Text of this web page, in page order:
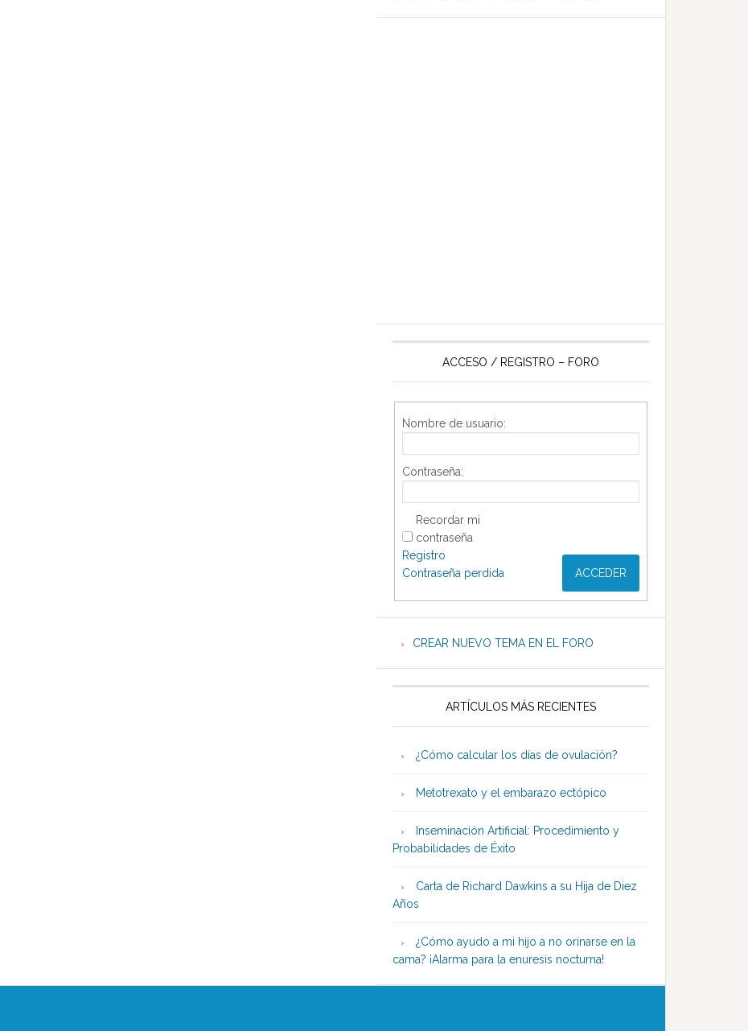
ACCESO / REGISTRO – FORO
Nombre de usuario:
Contraseña:
Recordar mi
contraseña
ACCEDER
Registro
Contraseña perdida
CREAR NUEVO TEMA EN EL FORO
ARTÍCULOS MÁS RECIENTES
¿Cómo calcular los días de ovulación?
Metotrexato y el embarazo ectópico
Inseminación Artificial: Procedimiento y
Probabilidades de Éxito
Carta de Richard Dawkins a su Hija de Diez
Años
¿Cómo ayudo a mi hijo a no orinarse en la
cama? ¡Alarma para la enuresis nocturna!